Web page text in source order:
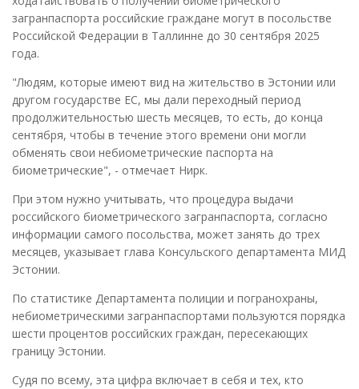
загранпаспорта российские граждане могут в посольстве
Российской Федерации в Таллинне до 30 сентября 2025
года.
"Людям, которые имеют вид на жительство в Эстонии или
другом государстве ЕС, мы дали переходный период
продолжительностью шесть месяцев, то есть, до конца
сентября, чтобы в течение этого времени они могли
обменять свои небиометрические паспорта на
биометрические", - отмечает Нирк.
При этом нужно учитывать, что процедура выдачи
российского биометрического загранпаспорта, согласно
информации самого посольства, может занять до трех
месяцев, указывает глава Консульского департамента МИД
Эстонии.
По статистике Департамента полиции и погранохраны,
небиометрическими загранпаспортами пользуются порядка
шести процентов российских граждан, пересекающих
границу Эстонии.
Судя по всему, эта цифра включает в себя и тех, кто